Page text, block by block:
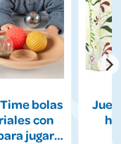
bolas
con
jugar